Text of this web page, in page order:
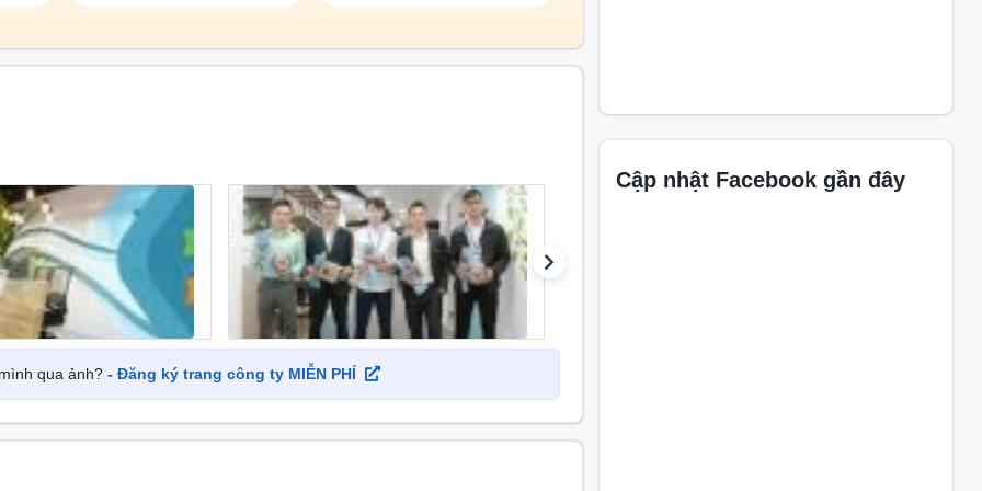
với hơn 15 năm kinh nghiệm thương trường, hơn 2000 sản phẩm
hàng gia dụng Korihome, máy lọc nước biển Purastar,...
kết mang đến một môi trường làm việc hạnh phúc, tập trung vào
với việc tạo dựng thương hiệu đáp ứng nhu cầu khách hàng bên
kết vượt trội”, Karofi Holding còn có các chính sách Innogen- chính
trình đào tạo, trao quyền, giúp CBNV phát huy hết khả năng,
thách vượt trội.
qua ảnh? - Đăng ký trang công ty MIỄN PHÍ
Cập nhật Facebook gần đây